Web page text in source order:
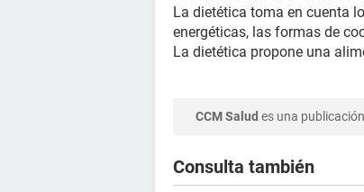
La dietética toma en cuenta
energéticas, las formas de
La dietética propone una
CCM Salud es una
Consulta también